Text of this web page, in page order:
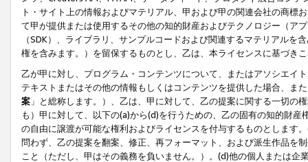
ト・サイト上の情報およびマテリアル、甲および甲の関連会社の商
て甲が提供または使用するその他の知的財産およびテクノロジー（ア
（SDK）、ライブラリ、サンプルコードおよび関連するマテリアル
権を含みます。）を留保するものとし、乙は、本ライセンスに基づき
乙が甲に対し、プログラム・コンテンツについて、またはアソシエイ
テキストまたはその他の情報もしくはコンテンツを提供した場合、ま
案 」と総称します。）、乙は、甲に対して、乙の提案に関する一切
も）甲に対して、以下の(a)から(d)を行うための、乙の固有の知的財
の自由に譲渡が可能な権利およびライセンスを付与するものとします
問わず、乙の提案を翻案、修正、再フォーマット、および派生作品を
こと（ただし、甲はその義務を負いません。）。(d)他の個人または